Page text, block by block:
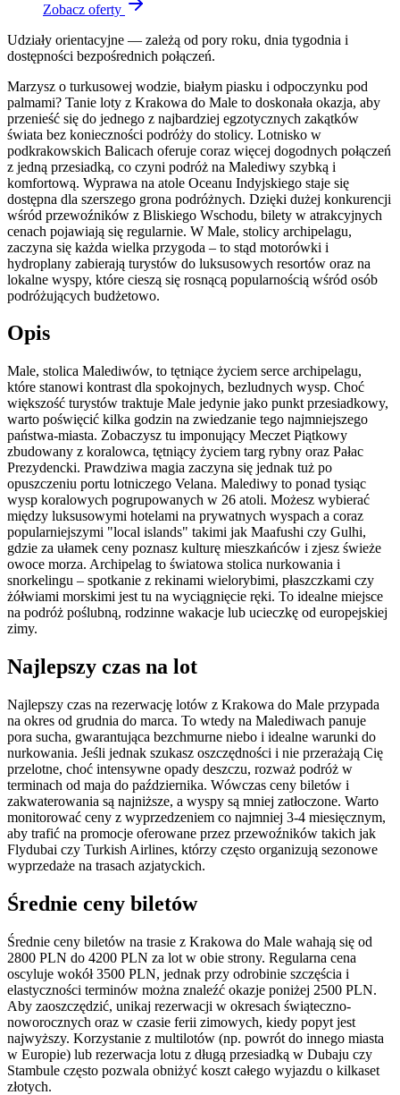
Zobacz oferty
Udziały orientacyjne — zależą od pory roku, dnia tygodnia i
dostępności bezpośrednich połączeń.
Marzysz o turkusowej wodzie, białym piasku i odpoczynku pod
palmami? Tanie loty z Krakowa do Male to doskonała okazja, aby
przenieść się do jednego z najbardziej egzotycznych zakątków
świata bez konieczności podróży do stolicy. Lotnisko w
podkrakowskich Balicach oferuje coraz więcej dogodnych połączeń
z jedną przesiadką, co czyni podróż na Malediwy szybką i
komfortową. Wyprawa na atole Oceanu Indyjskiego staje się
dostępna dla szerszego grona podróżnych. Dzięki dużej konkurencji
wśród przewoźników z Bliskiego Wschodu, bilety w atrakcyjnych
cenach pojawiają się regularnie. W Male, stolicy archipelagu,
zaczyna się każda wielka przygoda – to stąd motorówki i
hydroplany zabierają turystów do luksusowych resortów oraz na
lokalne wyspy, które cieszą się rosnącą popularnością wśród osób
podróżujących budżetowo.
Opis
Male, stolica Malediwów, to tętniące życiem serce archipelagu,
które stanowi kontrast dla spokojnych, bezludnych wysp. Choć
większość turystów traktuje Male jedynie jako punkt przesiadkowy,
warto poświęcić kilka godzin na zwiedzanie tego najmniejszego
państwa-miasta. Zobaczysz tu imponujący Meczet Piątkowy
zbudowany z koralowca, tętniący życiem targ rybny oraz Pałac
Prezydencki. Prawdziwa magia zaczyna się jednak tuż po
opuszczeniu portu lotniczego Velana. Malediwy to ponad tysiąc
wysp koralowych pogrupowanych w 26 atoli. Możesz wybierać
między luksusowymi hotelami na prywatnych wyspach a coraz
popularniejszymi "local islands" takimi jak Maafushi czy Gulhi,
gdzie za ułamek ceny poznasz kulturę mieszkańców i zjesz świeże
owoce morza. Archipelag to światowa stolica nurkowania i
snorkelingu – spotkanie z rekinami wielorybimi, płaszczkami czy
żółwiami morskimi jest tu na wyciągnięcie ręki. To idealne miejsce
na podróż poślubną, rodzinne wakacje lub ucieczkę od europejskiej
zimy.
Najlepszy czas na lot
Najlepszy czas na rezerwację lotów z Krakowa do Male przypada
na okres od grudnia do marca. To wtedy na Malediwach panuje
pora sucha, gwarantująca bezchmurne niebo i idealne warunki do
nurkowania. Jeśli jednak szukasz oszczędności i nie przerażają Cię
przelotne, choć intensywne opady deszczu, rozważ podróż w
terminach od maja do października. Wówczas ceny biletów i
zakwaterowania są najniższe, a wyspy są mniej zatłoczone. Warto
monitorować ceny z wyprzedzeniem co najmniej 3-4 miesięcznym,
aby trafić na promocje oferowane przez przewoźników takich jak
Flydubai czy Turkish Airlines, którzy często organizują sezonowe
wyprzedaże na trasach azjatyckich.
Średnie ceny biletów
Średnie ceny biletów na trasie z Krakowa do Male wahają się od
2800 PLN do 4200 PLN za lot w obie strony. Regularna cena
oscyluje wokół 3500 PLN, jednak przy odrobinie szczęścia i
elastyczności terminów można znaleźć okazje poniżej 2500 PLN.
Aby zaoszczędzić, unikaj rezerwacji w okresach świąteczno-
noworocznych oraz w czasie ferii zimowych, kiedy popyt jest
najwyższy. Korzystanie z multilotów (np. powrót do innego miasta
w Europie) lub rezerwacja lotu z długą przesiadką w Dubaju czy
Stambule często pozwala obniżyć koszt całego wyjazdu o kilkaset
złotych.